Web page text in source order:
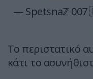
— Spetsnaℤ 007
Το περιστατικό
κάτι το